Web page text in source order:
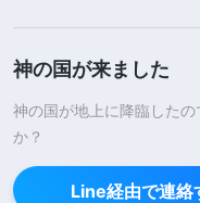
くしてお金をかき集
十分な元手を確保し
その建設工事が完成
委員会の幹部役人が
神の国が来ました
神の国が地上に降臨した
か？
Line経由で連絡